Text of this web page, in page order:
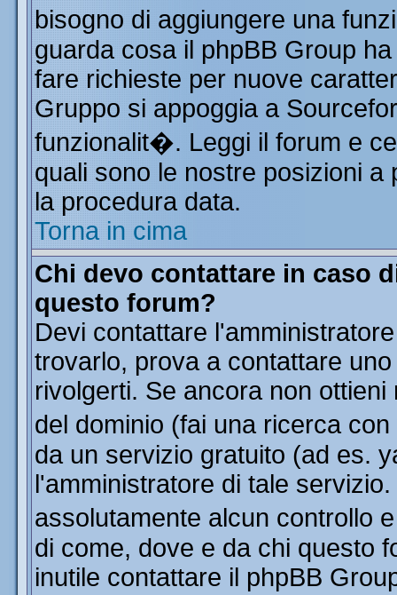
bisogno di aggiungere una
guarda cosa il phpBB Group
fare richieste per nuove
Gruppo si appoggia a
funzionalit�. Leggi il forum e
quali sono le nostre posizioni
la procedura data.
Torna in cima
Chi devo contattare in caso
questo forum?
Devi contattare
trovarlo, prova a contattare
rivolgerti. Se ancora non
del dominio (fai una ricerca
da un servizio gratuito (ad es.
l'amministratore di tale
assolutamente alcun controllo
di come, dove e da chi questo
inutile contattare il phpBB